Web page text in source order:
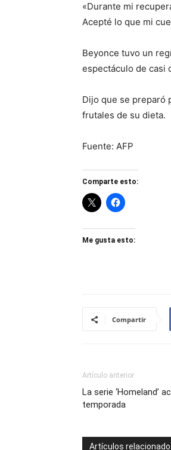
«Durante mi
Acepté lo que mi
Beyonce tuvo un
espectáculo de casi
Dijo que se preparó
frutales de su dieta.
Fuente: AFP
Comparte esto:
Me gusta esto:
Compartir
Artículo anterior
La serie ‘Homeland’
temporada
Artículos